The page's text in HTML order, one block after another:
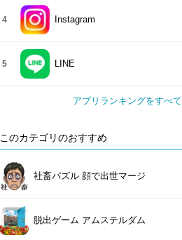
4 Instagram
5 LINE
アプリランキングをすべ
このカテゴリのおすすめ
社畜パズル 顔で出世マージ
脱出ゲーム アムステルダム